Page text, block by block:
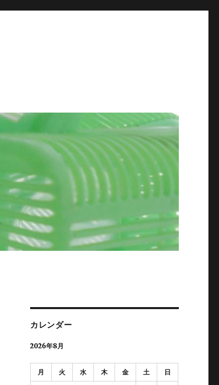
カレンダー
2026年8月
月 火 水 木 金 土 日